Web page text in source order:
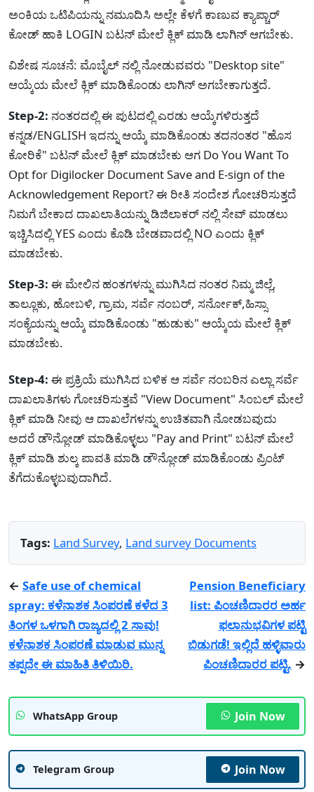
ಅಂಕಿಯ ಒಟಿಪಿಯನ್ನು ನಮೂದಿಸಿ ಅಲ್ಲೇ ಕೆಳಗೆ ಕಾಣುವ ಕ್ಯಾಪ್ಚಾರ್
ಕೋಡ್ ಹಾಕಿ LOGIN ಬಟನ್ ಮೇಲೆ ಕ್ಲಿಕ್ ಮಾಡಿ ಲಾಗಿನ್ ಆಗಬೇಕು.
ವಿಶೇಷ ಸೂಚನೆ: ಮೊಬೈಲ್ ನಲ್ಲಿ ನೋಡುವವರು "Desktop site"
ಆಯ್ಕೆಯ ಮೇಲೆ ಕ್ಲಿಕ್ ಮಾಡಿಕೊಂಡು ಲಾಗಿನ್ ಅಗಬೇಕಾಗುತ್ತದೆ.
Step-2: ನಂತರದಲ್ಲಿ ಈ ಪುಟದಲ್ಲಿ ಎರಡು ಆಯ್ಕೆಗಳಿರುತ್ತದೆ
ಕನ್ನಡ/ENGLISH ಇದನ್ನು ಆಯ್ಕೆ ಮಾಡಿಕೊಂಡು ತದನಂತರ "ಹೊಸ
ಕೋರಿಕೆ" ಬಟನ್ ಮೇಲೆ ಕ್ಲಿಕ್ ಮಾಡಬೇಕು ಆಗ Do You Want To
Opt for Digilocker Document Save and E-sign of the
Acknowledgement Report? ಈ ರೀತಿ ಸಂದೇಶ ಗೋಚರಿಸುತ್ತದೆ
ನಿಮಗೆ ಬೇಕಾದ ದಾಖಲಾತಿಯನ್ನು ಡಿಜಿಲಾಕರ್ ನಲ್ಲಿ ಸೇವ್ ಮಾಡಲು
ಇಚ್ಚಿಸಿದಲ್ಲಿ YES ಎಂದು ಕೊಡಿ ಬೇಡವಾದಲ್ಲಿ NO ಎಂದು ಕ್ಲಿಕ್
ಮಾಡಬೇಕು.
Step-3: ಈ ಮೇಲಿನ ಹಂತಗಳನ್ನು ಮುಗಿಸಿದ ನಂತರ ನಿಮ್ಮ ಜಿಲ್ಲೆ,
ತಾಲ್ಲೂಕು, ಹೋಬಳಿ, ಗ್ರಾಮ, ಸರ್ವೆ ನಂಬರ್, ಸರ್ನೋಕ್,ಹಿಸ್ಸಾ
ಸಂಕ್ಯೆಯನ್ನು ಆಯ್ಕೆ ಮಾಡಿಕೊಂಡು "ಹುಡುಕು" ಆಯ್ಕೆಯ ಮೇಲೆ ಕ್ಲಿಕ್
ಮಾಡಬೇಕು.
Step-4: ಈ ಪ್ರಕ್ರಿಯೆ ಮುಗಿಸಿದ ಬಳಿಕ ಆ ಸರ್ವೆ ನಂಬರಿನ ಎಲ್ಲಾ ಸರ್ವೆ
ದಾಖಲಾತಿಗಳು ಗೋಚರಿಸುತ್ತವೆ "View Document" ಸಿಂಬಲ್ ಮೇಲೆ
ಕ್ಲಿಕ್ ಮಾಡಿ ನೀವು ಆ ದಾಖಲೆಗಳನ್ನು ಉಚಿತವಾಗಿ ನೋಡಬವುದು
ಅದರೆ ಡೌನ್ಲೋಡ್ ಮಾಡಿಕೊಳ್ಳಲು "Pay and Print" ಬಟನ್ ಮೇಲೆ
ಕ್ಲಿಕ್ ಮಾಡಿ ಶುಲ್ಕ ಪಾವತಿ ಮಾಡಿ ಡೌನ್ಲೋಡ್ ಮಾಡಿಕೊಂಡು ಪ್ರಿಂಟ್
ತೆಗೆದುಕೊಳ್ಳಬವುದಾಗಿದೆ.
Tags: Land Survey, Land survey Documents
← Safe use of chemical
spray: ಕಳೆನಾಶಕ ಸಿಂಪರಣೆ ಕಳೆದ 3
ತಿಂಗಳ ಒಳಗಾಗಿ ರಾಜ್ಯದಲ್ಲಿ 2 ಸಾವು!
ಕಳೆನಾಶಕ ಸಿಂಪರಣೆ ಮಾಡುವ ಮುನ್ನ
ತಪ್ಪದೇ ಈ ಮಾಹಿತಿ ತಿಳಿಯಿರಿ.
Pension Beneficiary
list: ಪಿಂಚಣಿದಾರರ ಅರ್ಹ
ಫಲಾನುಭವಿಗಳ ಪಟ್ಟಿ
ಬಿಡುಗಡೆ! ಇಲ್ಲಿದೆ ಹಳ್ಳಿವಾರು
ಪಿಂಚಣಿದಾರರ ಪಟ್ಟಿ. →
WhatsApp Group Join Now
Telegram Group Join Now